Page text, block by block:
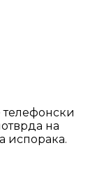
на
испорака.